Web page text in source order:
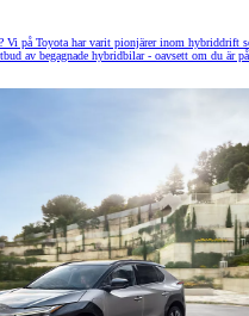
Vi på Toyota har varit pionjärer inom hybriddrift
av begagnade hybridbilar - oavsett om du är